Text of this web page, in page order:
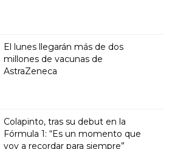
El lunes llegarán más de dos
millones de vacunas de
AstraZeneca
Colapinto, tras su debut en la
Fórmula 1: “Es un momento que
voy a recordar para siempre”